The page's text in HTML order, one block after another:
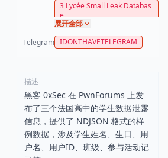
3 Lycée Small Leak Databas
e
展开全部
Telegram IDONTHAVETELEGRAM
描述
黑客 0xSec 在 PwnForums 上发
布了三个法国高中的学生数据泄露
信息，提供了 NDJSON 格式的样
例数据，涉及学生姓名、生日、用
户名、用户ID、班级、参与活动记